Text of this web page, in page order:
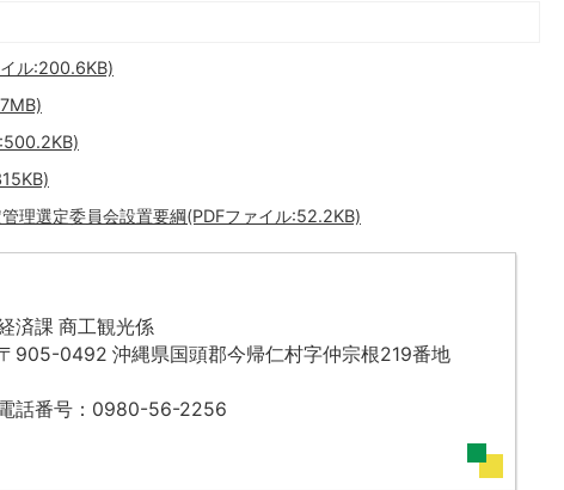
ル:200.6KB)
理選定委員会設置要綱(PDFファイル:52.2KB)
済課 商工観光係
905-0492 沖縄県国頭郡今帰仁村字仲宗根219番地
話番号：0980-56-2256